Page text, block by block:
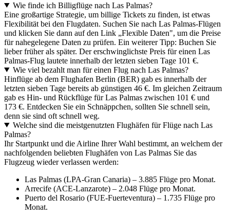
Wie finde ich Billigflüge nach Las Palmas?
Eine großartige Strategie, um billige Tickets zu finden, ist etwas
Flexibilität bei den Flugdaten. Suchen Sie nach Las Palmas-Flügen
und klicken Sie dann auf den Link „Flexible Daten", um die Preise
für nahegelegene Daten zu prüfen. Ein weiterer Tipp: Buchen Sie
lieber früher als später. Der erschwinglichste Preis für einen Las
Palmas-Flug lautete innerhalb der letzten sieben Tage 101 €.
Wie viel bezahlt man für einen Flug nach Las Palmas?
Hinflüge ab dem Flughafen Berlin (BER) gab es innerhalb der
letzten sieben Tage bereits ab günstigen 46 €. Im gleichen Zeitraum
gab es Hin- und Rückflüge für Las Palmas zwischen 101 € und
173 €. Entdecken Sie ein Schnäppchen, sollten Sie schnell sein,
denn sie sind oft schnell weg.
Welche sind die meistgenutzten Flughäfen für Flüge nach Las
Palmas?
Ihr Startpunkt und die Airline Ihrer Wahl bestimmt, an welchem der
nachfolgenden beliebten Flughäfen von Las Palmas Sie das
Flugzeug wieder verlassen werden:
Las Palmas (LPA-Gran Canaria) – 3.885 Flüge pro Monat.
Arrecife (ACE-Lanzarote) – 2.048 Flüge pro Monat.
Puerto del Rosario (FUE-Fuerteventura) – 1.735 Flüge pro
Monat.